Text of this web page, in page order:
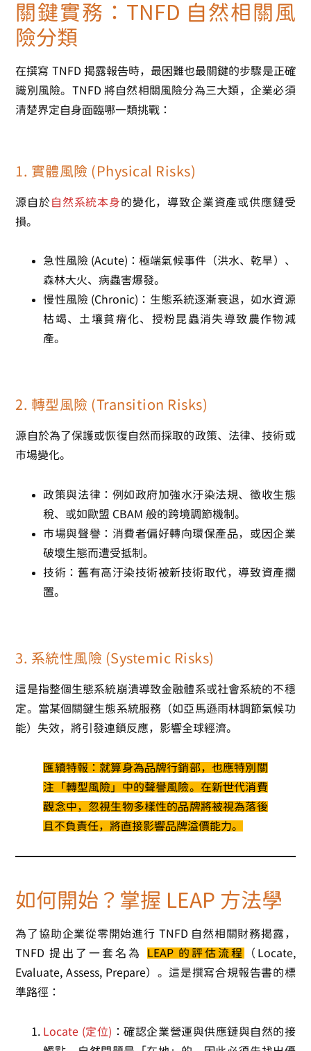
關鍵實務：TNFD 自然相關風
險分類
在撰寫 TNFD 揭露報告時，最困難也最關鍵的步驟是正確
識別風險。TNFD 將自然相關風險分為三大類，企業必須
清楚界定自身面臨哪一類挑戰：
1. 實體風險 (Physical Risks)
源自於自然系統本身的變化，導致企業資產或供應鏈受
損。
急性風險 (Acute) ：極端氣候事件（洪水、乾旱）、
森林大火、病蟲害爆發。
慢性風險 (Chronic) ：生態系統逐漸衰退，如水資源
枯竭、土壤貧瘠化、授粉昆蟲消失導致農作物減
產。
2. 轉型風險 (Transition Risks)
源自於為了保護或恢復自然而採取的政策、法律、技術或
市場變化。
政策與法律 ：例如政府加強水汙染法規、徵收生態
稅、或如歐盟 CBAM 般的跨境調節機制。
市場與聲譽 ：消費者偏好轉向環保產品，或因企業
破壞生態而遭受抵制。
技術 ：舊有高汙染技術被新技術取代，導致資產擱
置。
3. 系統性風險 (Systemic Risks)
這是指整個生態系統崩潰導致金融體系或社會系統的不穩
定。當某個關鍵生態系統服務（如亞馬遜雨林調節氣候功
能）失效，將引發連鎖反應，影響全球經濟。
匯續特報 ：就算身為品牌行銷部，也應特別關
注「轉型風險」中的聲譽風險。在新世代消費
觀念中，忽視生物多樣性的品牌將被視為落後
且不負責任，將直接影響品牌溢價能力。
如何開始？掌握 LEAP 方法學
為了協助企業從零開始進行 TNFD 自然相關財務揭露，
TNFD 提出了一套名為 LEAP的評估流程
（Locate,
Evaluate, Assess, Prepare）。這是撰寫合規報告書的標
準路徑：
Locate (定位) ：確認企業營運與供應鏈與自然的接